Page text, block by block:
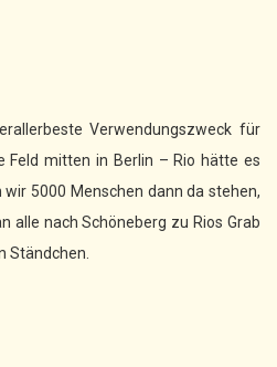
Verwendungszweck für
Feld mitten in Berlin – Rio hätte es
wir 5000 Menschen dann da stehen,
alle nach Schöneberg zu Rios Grab
Ständchen.